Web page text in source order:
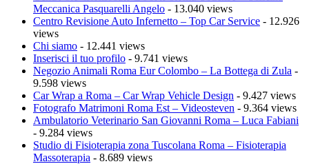
Meccanica Pasquarelli Angelo - 13.040 views
Centro Revisione Auto Infernetto – Top Car Service - 12.926
views
Chi siamo - 12.441 views
Inserisci il tuo profilo - 9.741 views
Negozio Animali Roma Eur Colombo – La Bottega di Zula -
9.598 views
Car Wrap a Roma – Car Wrap Vehicle Design - 9.427 views
Fotografo Matrimoni Roma Est – Videosteven - 9.364 views
Ambulatorio Veterinario San Giovanni Roma – Luca Fabiani
- 9.284 views
Studio di Fisioterapia zona Tuscolana Roma – Fisioterapia
Massoterapia - 8.689 views